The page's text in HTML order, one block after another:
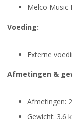
Melco Music
Voeding:
Externe
Afmetingen &
Afmetingen:
Gewicht: 3.6